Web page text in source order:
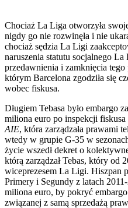
Chociaż La Liga otworzyła
nigdy go nie rozwinęła i nie
chociaż sędzia La Ligi
naruszenia statutu socjalnego
przedawnienia i zamknięcia
którym Barcelona zgodziła się
wobec fiskusa.
Długiem Tebasa było embargo
miliona euro po inspekcji
AIE, która zarządzała prawami
wtedy w grupie G-35 w
życie wszedł dekret o
którą zarządzał Tebas, który od
wiceprezesem La Ligi. Hiszpan
Primery i Segundy z latach
miliona euro, by pokryć
związanej z samą sprzedażą